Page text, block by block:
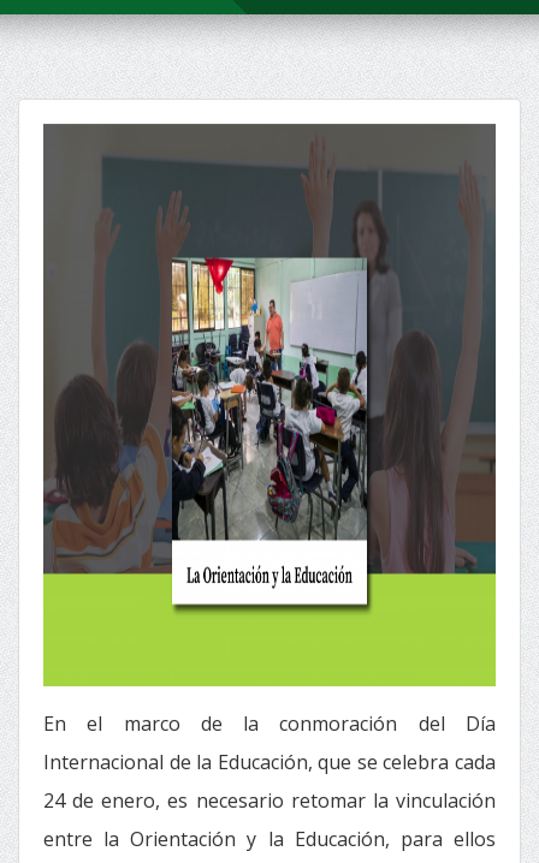
En el marco de la conmoración del Día
Internacional de la Educación, que se celebra cada
24 de enero, es necesario retomar la vinculación
entre la Orientación y la Educación, para ellos